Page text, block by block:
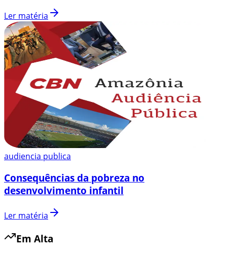
Ler matéria
audiencia publica
Consequências da pobreza no
desenvolvimento infantil
Ler matéria
Em Alta